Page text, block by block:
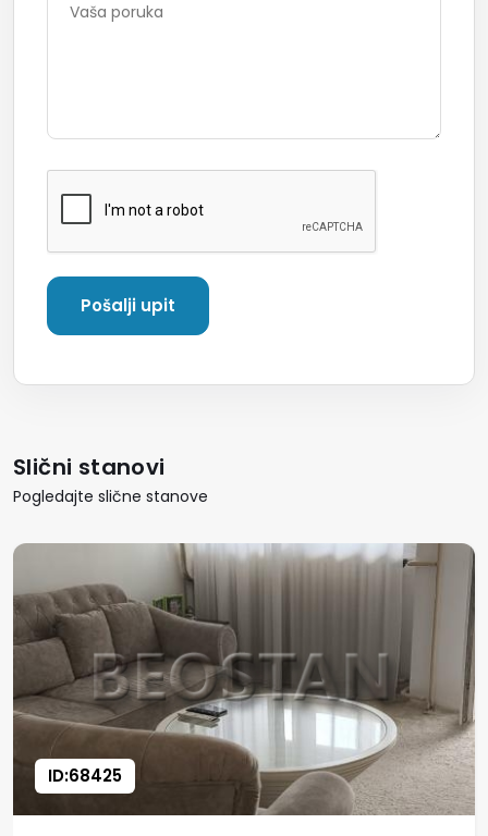
Slični stanovi
Pogledajte slične stanove
ID:68425